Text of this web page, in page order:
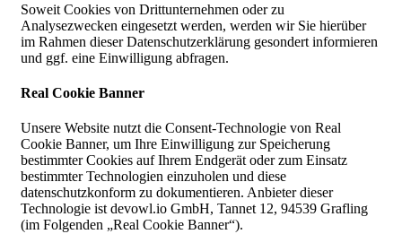
Soweit Cookies von Drittunternehmen oder zu
Analysezwecken eingesetzt werden, werden wir Sie hierüber
im Rahmen dieser Datenschutzerklärung gesondert informieren
und ggf. eine Einwilligung abfragen.
Real Cookie Banner
Unsere Website nutzt die Consent-Technologie von Real
Cookie Banner, um Ihre Einwilligung zur Speicherung
bestimmter Cookies auf Ihrem Endgerät oder zum Einsatz
bestimmter Technologien einzuholen und diese
datenschutzkonform zu dokumentieren. Anbieter dieser
Technologie ist devowl.io GmbH, Tannet 12, 94539 Grafling
(im Folgenden „Real Cookie Banner“).